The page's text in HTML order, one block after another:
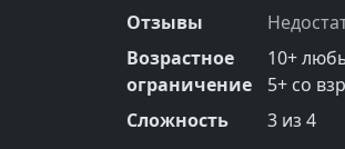
Отзывы
Возрастное
ограничение
10+
5+ со
Сложность
3из 4